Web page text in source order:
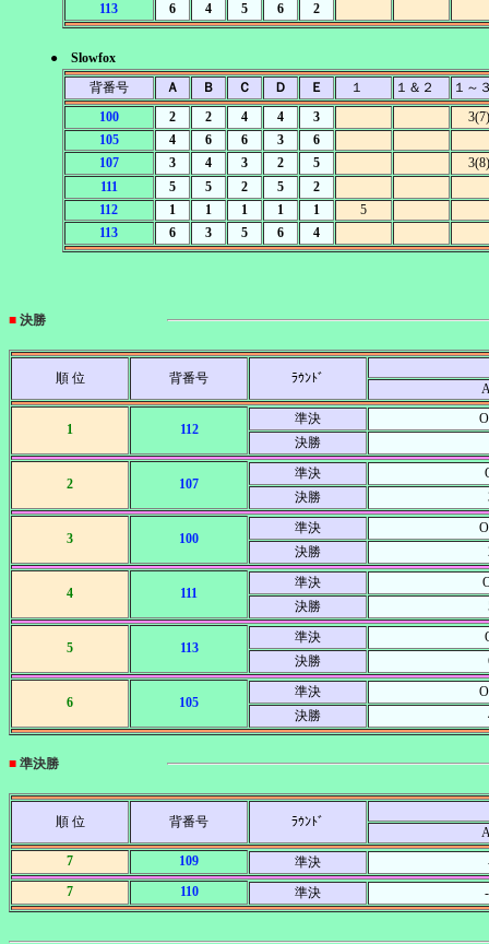
113
6 4 5 6 2
● Slowfox
背番号
Ａ Ｂ Ｃ Ｄ Ｅ １ １＆２
１
100
2 2 4 4 3
3(7)
105
4 6 6 3
6
107
3 4 3 2 5
3(8)
111
5 5 2 5
2
112
1 1 1 1 1
5
113
6 3 5 6 4
■ 決勝
順 位 背番号 ﾗｳﾝﾄﾞ
1 112
準決
決勝
2 107
準決
決勝
3 100
準決
決勝
4 111
準決
決勝
5 113
準決
決勝
6 105
準決
決勝
■ 準決勝
順 位 背番号 ﾗｳﾝﾄﾞ
7
109 準決
7
110 準決